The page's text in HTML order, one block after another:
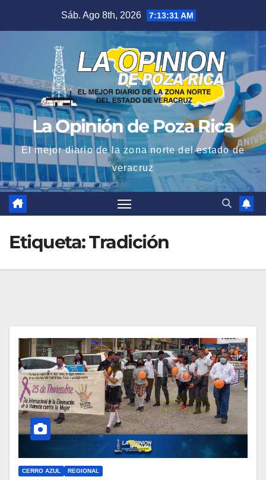
Sáb. Ago 8th, 2026 7:13:32 AM
La Opinión de Poza Rica
El mejor diario de la zona norte del estado de
veracruz
Etiqueta:Tradición
CERRO AZUL REGIONAL